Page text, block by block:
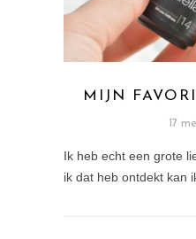
MIJN
17
Ik heb echt een grote
ik dat heb ontdekt kan